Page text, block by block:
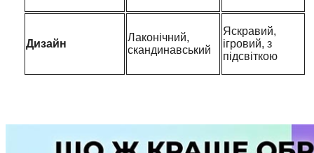
Дизайн
Лаконічний,
скандинавський
Яскравий,
ігровий, з
підсвіткою